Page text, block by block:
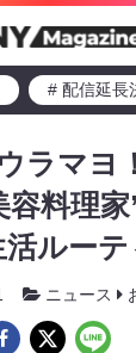
# 配信延長
ラマヨ
容料理
ルー
ニュース